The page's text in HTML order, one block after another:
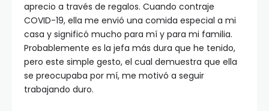
aprecio a través de regalos. Cuando contraje
COVID-19, ella me envió una comida especial a mi
casa y significó mucho para mí y para mi familia.
Probablemente es la jefa más dura que he tenido,
pero este simple gesto, el cual demuestra que ella
se preocupaba por mí, me motivó a seguir
trabajando duro.